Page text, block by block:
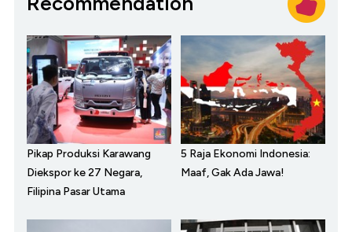
Pikap Produksi Karawang
Diekspor ke 27 Negara,
Filipina Pasar Utama
5 Raja Ekonomi Indonesia:
Maaf, Gak Ada Jawa!